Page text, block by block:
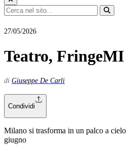
27/05/2026
Teatro,
di Giuseppe De Carli
Condividi
Milano si trasforma in un palco a
giugno